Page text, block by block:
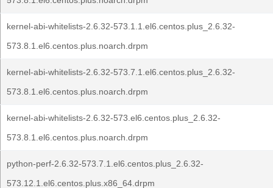
kernel-abi-whitelists-2.6.32-573.1.1.el6.centos.plus_2.6.32-
573.8.1.el6.centos.plus.noarch.drpm
kernel-abi-whitelists-2.6.32-573.7.1.el6.centos.plus_2.6.32-
573.8.1.el6.centos.plus.noarch.drpm
kernel-abi-whitelists-2.6.32-573.el6.centos.plus_2.6.32-
573.8.1.el6.centos.plus.noarch.drpm
python-perf-2.6.32-573.7.1.el6.centos.plus_2.6.32-
573.12.1.el6.centos.plus.x86_64.drpm